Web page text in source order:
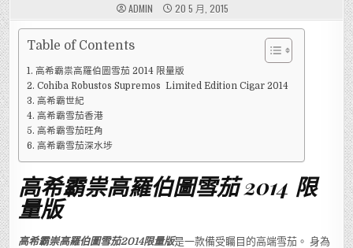
ADMIN 20 5 月, 2015
Table of Contents
高希霸祟高羅伯圖雪茄 2014 限量版
Cohiba Robustos Supremos Limited Edition Cigar 2014
高希霸世紀
高希霸雪茄香港
高希霸雪茄旺角
高希霸雪茄深水埗
高希霸祟高羅伯圖雪茄 2014 限
量版
高希霸崇高羅伯圖雪茄2014限量版是一款備受矚目的高端雪茄。 身為